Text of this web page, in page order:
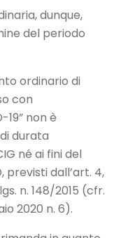
dunque,
del periodo
ordinario di
con
non è
durata
né ai fini del
previsti dall’art. 4,
n. 148/2015 (cfr.
2020 n. 6).